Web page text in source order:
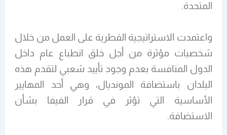
المتحدة.
واعتمدت الاستراتيجية القطرية على العمل من خلال
شخصيات مؤثرة من أجل خلق انطباع عام داخل
الدول المنافسة بعدم وجود تأييد شعبي لتقدم هذه
البلدان باستضافة المونديال، وهي أحد المهايير
الأساسية التي تؤثر في قرار الفيفا بشأن
الاستضافة.